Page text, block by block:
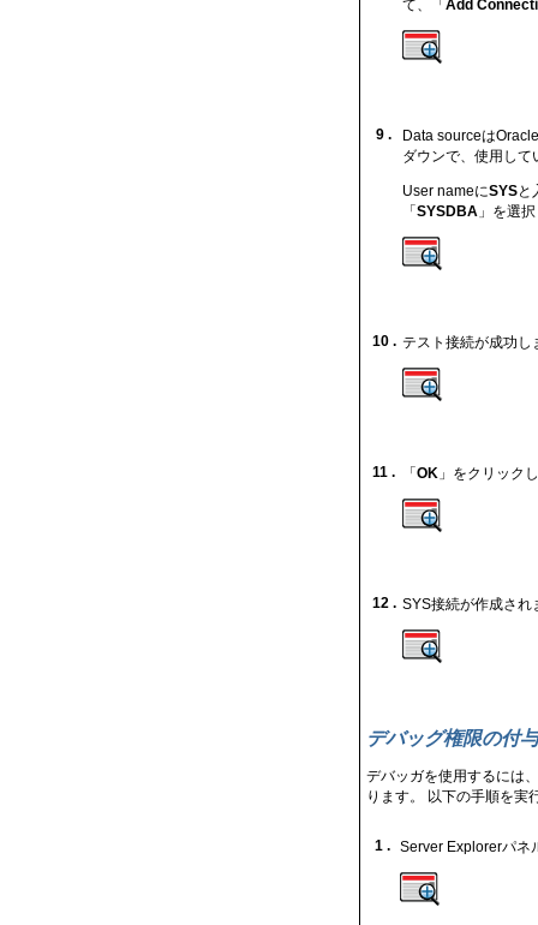
て、「 Add
9 .
Data sourceは
ダウンで、使用し
User nameにSYSと
「 SYSDBA 」を選
10 . テスト接続が成功し
11 . 「 OK 」をクリック
12 . SYS接続が作成され
デバッグ権限の付与
デバッガを使用するには
ります。 以下の手順を実
1 . Server Explorerパネ